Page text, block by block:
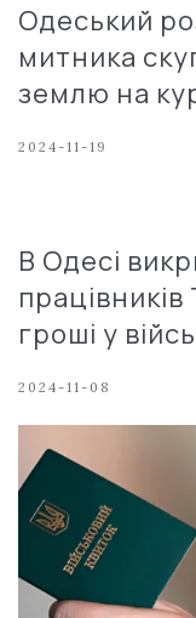
Одеський
митника
землю на
2024-11-19
В Одесі
гроші у
2024-11-08